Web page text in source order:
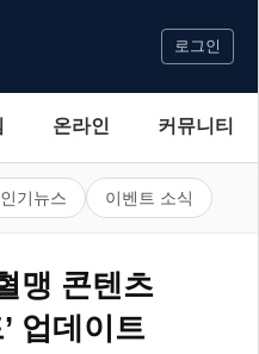
로그인
온라인 커뮤니티
인기뉴스 이벤트 소식
맹 콘텐츠
업데이트